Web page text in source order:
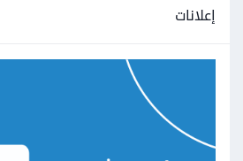
إعلانات